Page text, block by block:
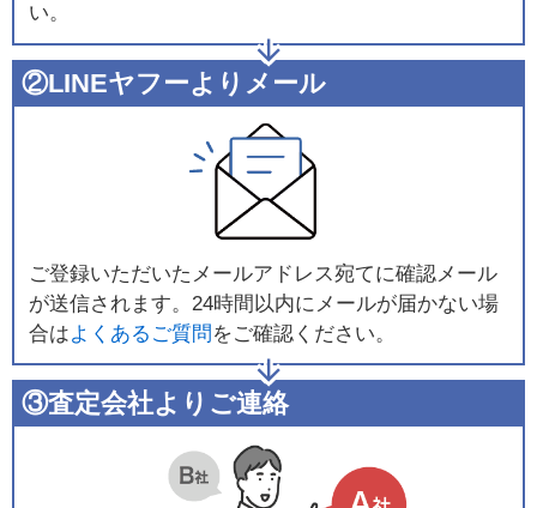
い。
②LINEヤフーよりメール
ご登録いただいたメールアドレス宛てに確認メール
が送信されます。24時間以内にメールが届かない場
合はよくあるご質問 をご確認ください。
③査定会社よりご連絡